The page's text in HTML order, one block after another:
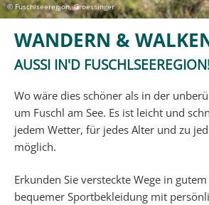
© Fuschlseeregion, Groessinger
WANDERN &
AUSSI IN'D
Wo wäre dies schöner als in der
um Fuschl am See. Es ist leicht und
jedem Wetter, für jedes Alter und zu
möglich.
Erkunden Sie versteckte Wege in
bequemer Sportbekleidung mit